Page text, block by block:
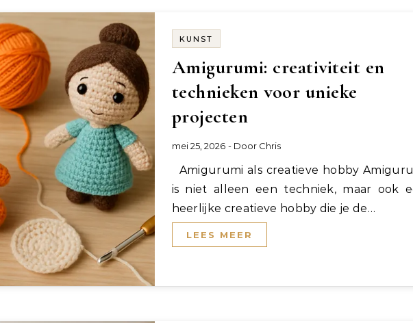
KUNST
Amigurumi: creativiteit en
technieken voor unieke
projecten
mei 25, 2026 - Door Chris
Amigurumi als creatieve hobby Amigurumi
is niet alleen een techniek, maar ook
heerlijke creatieve hobby die je de…
LEES MEER